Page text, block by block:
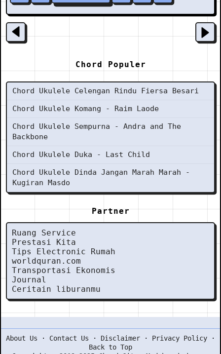
Chord Populer
Chord Ukulele Celengan Rindu Fiersa Besari
Chord Ukulele Komang - Raim Laode
Chord Ukulele Sempurna - Andra and The
Backbone
Chord Ukulele Duka - Last Child
Chord Ukulele Dinda Jangan Marah Marah -
Kugiran Masdo
Partner
Ruang Service
Prestasi Kita
Tips Electronic Rumah
worldquran.com
Transportasi Ekonomis
Journal
Ceritain liburanmu
About Us · Contact Us · Disclaimer · Privacy Policy ·
Back to Top